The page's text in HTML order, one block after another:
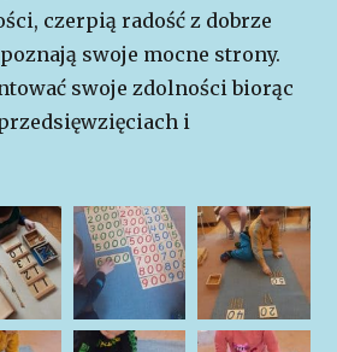
czerpią radość z dobrze
swoje mocne strony.
swoje zdolności biorąc
i